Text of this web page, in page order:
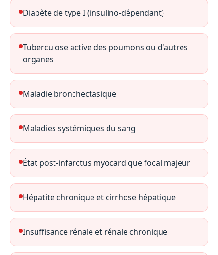
Diabète de type I (insulino-dépendant)
Tuberculose active des poumons ou d'autres
organes
Maladie bronchectasique
Maladies systémiques du sang
État post-infarctus myocardique focal majeur
Hépatite chronique et cirrhose hépatique
Insuffisance rénale et rénale chronique